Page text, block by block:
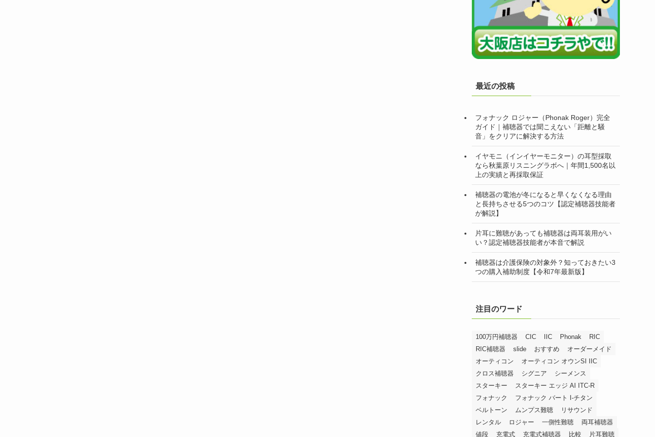
最近の投稿
フォナック ロジャー（Phonak Roger）完全
ガイド｜補聴器では聞こえない「距離と騒
音」をクリアに解決する方法
イヤモニ（インイヤーモニター）の耳型採取
なら秋葉原リスニングラボへ｜年間1,500名以
上の実績と再採取保証
補聴器の電池が冬になると早くなくなる理由
と長持ちさせる5つのコツ【認定補聴器技能者
が解説】
片耳に難聴があっても補聴器は両耳装用がい
い？認定補聴器技能者が本音で解説
補聴器は介護保険の対象外？知っておきたい3
つの購入補助制度【令和7年最新版】
注目のワード
100万円補聴器 CIC IIC Phonak
RIC
RIC補聴器
slide おすすめ
オーダーメイド
オーティコン
オーティコン オウンSI IIC
クロス補聴器
シグニア
シーメンス
スターキー
スターキー エッジ AI ITC-R
フォナック
フォナック バート I-チタン
ベルトーン
ムンプス難聴
リサウンド
レンタル
ロジャー 一側性難聴
両耳補聴器
値段
充電式 充電式補聴器 比較 片耳難聴